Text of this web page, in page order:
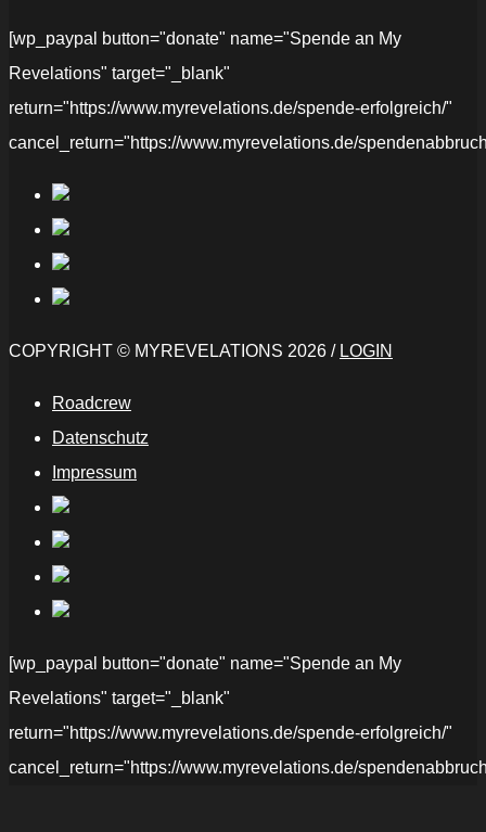
[wp_paypal button="donate" name="Spende an My
Revelations" target="_blank"
return="https://www.myrevelations.de/spende-erfolgreich/"
cancel_return="https://www.myrevelations.de/
COPYRIGHT © MYREVELATIONS 2026 / LOGIN
Roadcrew
Datenschutz
Impressum
[wp_paypal button="donate" name="Spende an My
Revelations" target="_blank"
return="https://www.myrevelations.de/spende-erfolgreich/"
cancel_return="https://www.myrevelations.de/